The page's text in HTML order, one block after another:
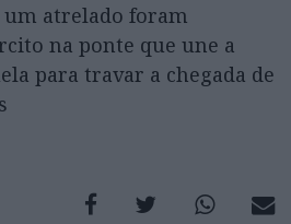
atrelado foram
na ponte que une a
para travar a chegada de